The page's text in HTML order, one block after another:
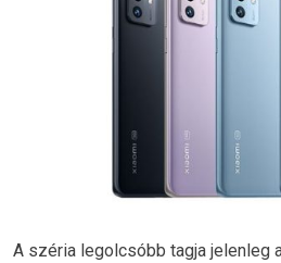
A széria legolcsóbb tagja jelenleg